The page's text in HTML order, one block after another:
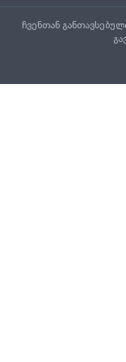
ჩვენთან